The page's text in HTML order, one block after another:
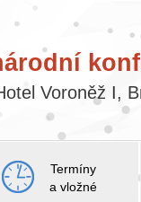
Voroněž I,
Termíny
a vložné